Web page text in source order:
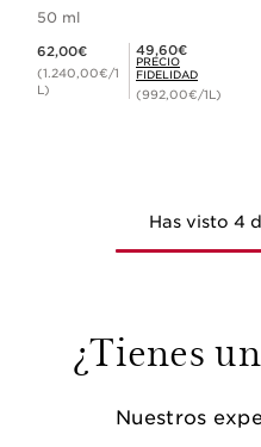
50 ml
62,00€
(1.240,00€/1
L)
Precio Fidelidad 49,60€
49,60€
PRECIO
FIDELIDAD
(992,00€/1L)
Has visto 4
¿Tienes
Nuestros